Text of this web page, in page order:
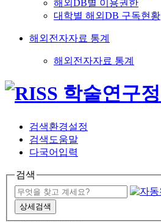
해외DB별 이용권한
대학별 해외DB 구독현황
해외전자자료 통계
해외전자자료 통계
검색환경설정
검색도움말
다국어입력
검색
상세검색